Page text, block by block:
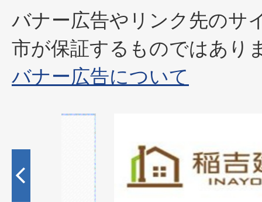
バナー広告やリンク先のサ
市が保証するものではあり
バナー広告について
枚
目